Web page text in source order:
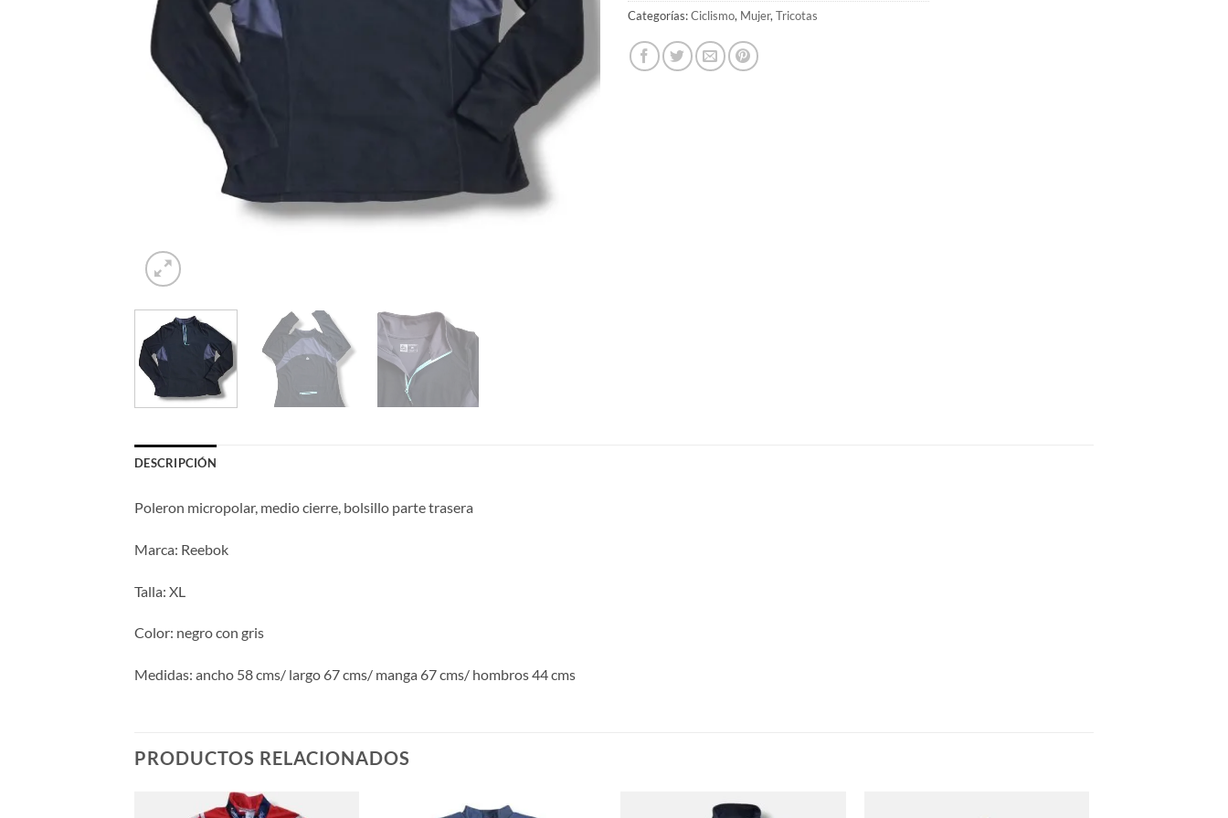
Categorías:Ciclismo, Mujer,Tricotas
DESCRIPCIÓN
Poleron micropolar, medio cierre, bolsillo parte trasera
Marca: Reebok
Talla: XL
Color: negro con gris
Medidas: ancho 58 cms/ largo 67 cms/ manga 67 cms/ hombros 44 cms
PRODUCTOS RELACIONADOS